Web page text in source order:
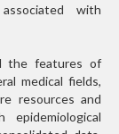
with
the features of
medical fields,
resources and